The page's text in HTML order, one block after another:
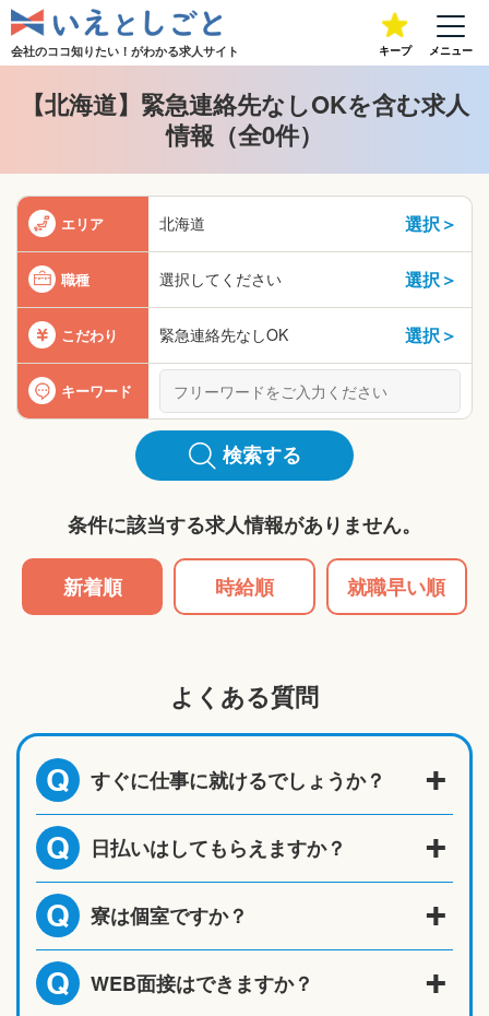
会社のココ知りたい！がわかる求人サイト キープ メニュー
【北海道】緊急連絡先なしOKを含む求人
情報（全0件）
エリア 北海道 選択＞
職種 選択してください 選択＞
こだわり 緊急連絡先なしOK 選択＞
キーワード
検索する
条件に該当する求人情報がありません。
新着順 時給順 就職早い順
よくある質問
Q すぐに仕事に就けるでしょうか？
Q 日払いはしてもらえますか？
Q 寮は個室ですか？
Q WEB面接はできますか？